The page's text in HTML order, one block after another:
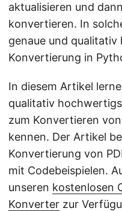
aktualisieren und
konvertieren. In
genaue und qualitativ
Konvertierung in
In diesem Artikel
qualitativ
zum Konvertieren
kennen. Der Artikel
Konvertierung von
mit Codebeispielen.
unseren kostenlosen
Konverter zur